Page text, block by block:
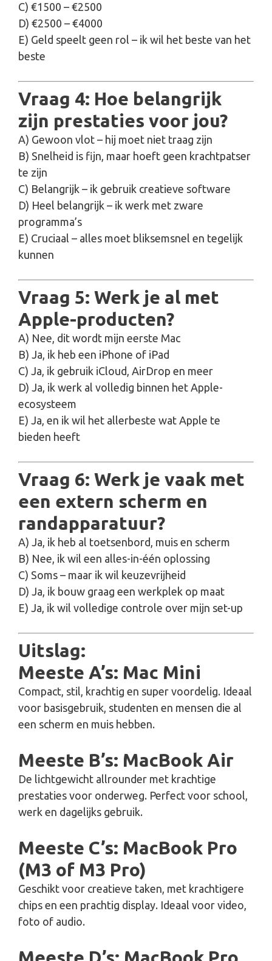
C) €1500 – €2500
D) €2500 – €4000
E) Geld speelt geen rol – ik wil het beste van het
beste
Vraag 4: Hoe belangrijk
zijn prestaties voor jou?
A) Gewoon vlot – hij moet niet traag zijn
B) Snelheid is fijn, maar hoeft geen krachtpatser
te zijn
C) Belangrijk – ik gebruik creatieve software
D) Heel belangrijk – ik werk met zware
programma’s
E) Cruciaal – alles moet bliksemsnel en tegelijk
kunnen
Vraag 5: Werk je al met
Apple-producten?
A) Nee, dit wordt mijn eerste Mac
B) Ja, ik heb een iPhone of iPad
C) Ja, ik gebruik iCloud, AirDrop en meer
D) Ja, ik werk al volledig binnen het Apple-
ecosysteem
E) Ja, en ik wil het allerbeste wat Apple te
bieden heeft
Vraag 6: Werk je vaak met
een extern scherm en
randapparatuur?
A) Ja, ik heb al toetsenbord, muis en scherm
B) Nee, ik wil een alles-in-één oplossing
C) Soms – maar ik wil keuzevrijheid
D) Ja, ik bouw graag een werkplek op maat
E) Ja, ik wil volledige controle over mijn set-up
Uitslag:
Meeste A’s: Mac Mini
Compact, stil, krachtig en super voordelig. Ideaal
voor basisgebruik, studenten en mensen die al
een scherm en muis hebben.
Meeste B’s: MacBook Air
De lichtgewicht allrounder met krachtige
prestaties voor onderweg. Perfect voor school,
werk en dagelijks gebruik.
Meeste C’s: MacBook Pro
(M3 of M3 Pro)
Geschikt voor creatieve taken, met krachtigere
chips en een prachtig display. Ideaal voor video,
foto of audio.